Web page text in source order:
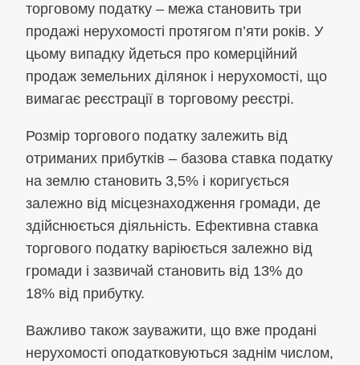
торговому податку – межа становить три
продажі нерухомості протягом п’яти років. У
цьому випадку йдеться про комерційний
продаж земельних ділянок і нерухомості, що
вимагає реєстрації в торговому реєстрі.
Розмір торгового податку залежить від
отриманих прибутків – базова ставка податку
на землю становить 3,5% і коригується
залежно від місцезнаходження громади, де
здійснюється діяльність. Ефективна ставка
торгового податку варіюється залежно від
громади і зазвичай становить від 13% до
18% від прибутку.
Важливо також зауважити, що вже продані
нерухомості оподатковуються заднім числом,